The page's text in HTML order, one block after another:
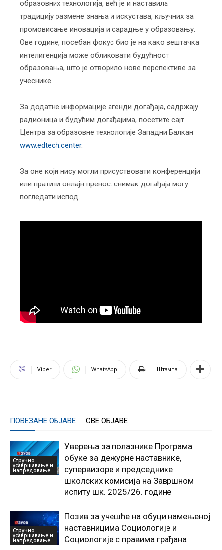
образовних технологија, већ је и наставила
традицију размене знања и искустава, кључних за
промовисање иновација и сарадње у образовању.
Ове године, посебан фокус био је на како вештачка
интелигенција може обликовати будућност
образовања, што је отворило нове перспективе за
учеснике.
За додатне информације агенди догађаја, садржају
радионица и будућим догађајима, посетите сајт
Центра за образовне технологије Западни Балкан
www.edtech.center.
За оне који нису могли присуствовати конференцији
или пратити онлајн пренос, снимак догађаја могу
погледати испод.
Viber WhatsApp Штампа
ПОВЕЗАНЕ ОБЈАВЕ СВЕ ОБЈАВЕ
Стручно
усавршавање и
напредовање
Уверења за полазнике Програмa
обуке за дежурне наставнике,
супервизоре и председнике
школских комисија на Завршном
испиту шк. 2025/26. године
Стручно
усавршавање и
напредовање
Позив за учешће на обуци намењеној
наставницима Социологије и
Социологије с правима грађана